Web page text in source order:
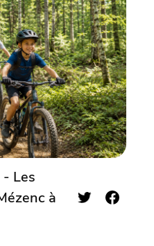
- Les
à